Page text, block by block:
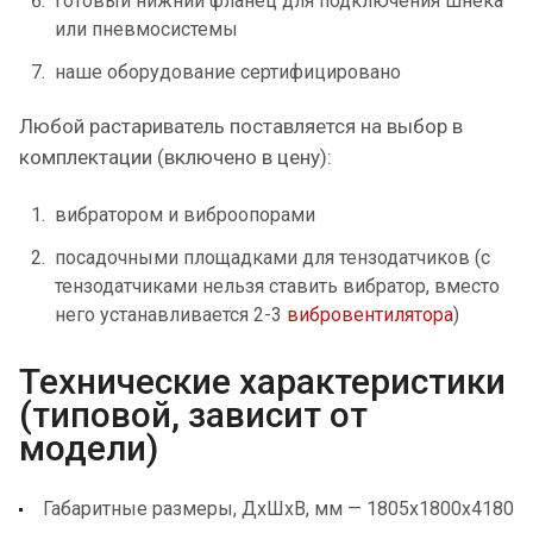
или пневмосистемы
наше оборудование сертифицировано
Любой растариватель поставляется на выбор в
комплектации (включено в цену):
вибратором и виброопорами
посадочными площадками для тензодатчиков (с
тензодатчиками нельзя ставить вибратор, вместо
него устанавливается 2-3 вибровентилятора)
Технические характеристики
(типовой, зависит от
модели)
Габаритные размеры, ДхШхВ, мм — 1805х1800х4180